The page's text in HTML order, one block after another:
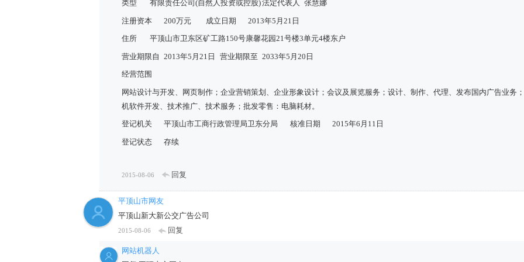
类型 有限责任公司(自然人投资或控股)法定代表人 张慧娜
注册资本 200万元 成立日期 2013年5月21日
住所 平顶山市卫东区矿工路150号康馨花园21号楼3单元4楼东户
营业期限自 2013年5月21日 营业期限至 2033年5月20日
经营范围
网站设计与开发、网页制作；企业营销策划、企业形象设计；会议及展览服务；设计、制作、代理、发布国内广告业务
机软件开发、技术推广、技术服务；批发零售：电脑耗材。
登记机关 平顶山市工商行政管理局卫东分局 核准日期 2015年6月11日
登记状态 存续
2015-08-06 回复
平顶山市网友
平顶山新大新公交广告公司
2015-08-06 回复
网站机器人